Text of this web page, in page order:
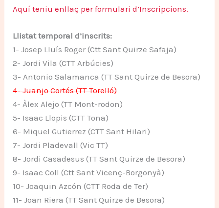
Aquí teniu enllaç per formulari d’Inscripcions.
Llistat temporal d’inscrits:
1- Josep Lluís Roger (Ctt Sant Quirze Safaja)
2- Jordi Vila (CTT Arbúcies)
3- Antonio Salamanca (TT Sant Quirze de Besora)
4- Juanjo Cortés (TT Torelló)
4- Àlex Alejo (TT Mont-rodon)
5- Isaac Llopis (CTT Tona)
6- Miquel Gutierrez (CTT Sant Hilari)
7- Jordi Pladevall (Vic TT)
8- Jordi Casadesus (TT Sant Quirze de Besora)
9- Isaac Coll (Ctt Sant Vicenç-Borgonyà)
10- Joaquin Azcón (CTT Roda de Ter)
11- Joan Riera (TT Sant Quirze de Besora)